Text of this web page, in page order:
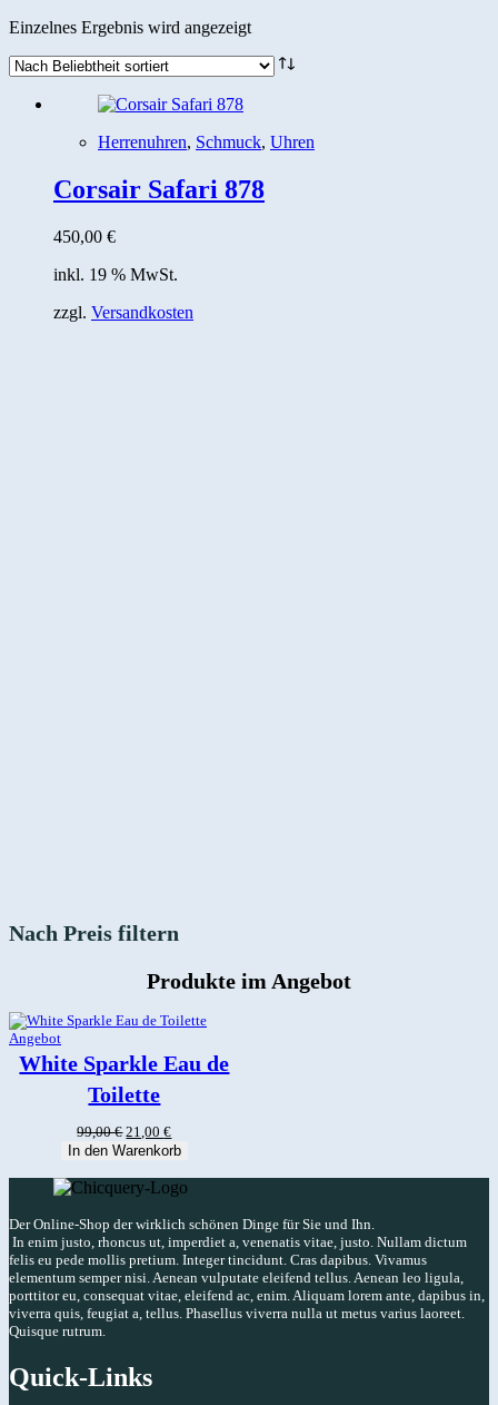
Einzelnes Ergebnis wird angezeigt
Herrenuhren, Schmuck, Uhren
Corsair Safari 878
450,00 €
inkl. 19 % MwSt.
zzgl. Versandkosten
Nach Preis filtern
Produkte im Angebot
AngebotProdukt
Angebot
White Sparkle Eau de
Toilette
99,00€Ursprünglicher
Preis
99,00 €
21,00€Aktueller
Preis
21,00 €.
In den Warenkorb
Der Online-Shop der wirklich schönen Dinge für Sie und Ihn.
In enim justo, rhoncus ut, imperdiet a, venenatis vitae, justo. Nullam dictum
felis eu pede mollis pretium. Integer tincidunt. Cras dapibus. Vivamus
elementum semper nisi. Aenean vulputate eleifend tellus. Aenean leo ligula,
porttitor eu, consequat vitae, eleifend ac, enim. Aliquam lorem ante, dapibus in,
viverra quis, feugiat a, tellus. Phasellus viverra nulla ut metus varius laoreet.
Quisque rutrum.
Quick-Links